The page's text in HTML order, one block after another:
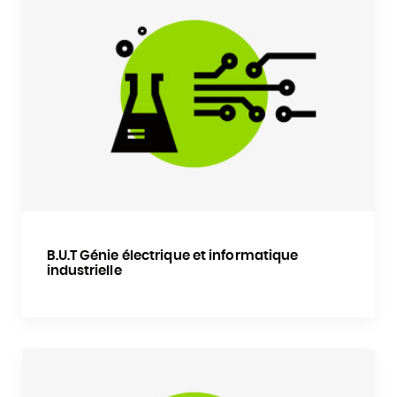
B.U.T Génie électrique et informatique
industrielle